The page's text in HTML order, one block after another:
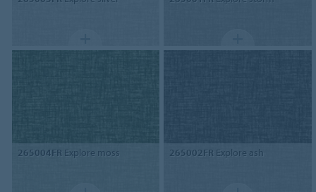
265004FR Explore moss 265002FR Explore ash